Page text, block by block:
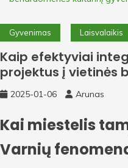
Gyvenimas Laisvalaikis
Kaip efektyviai
projektus į vietinės
gyvenimą: Varnių
2025-01-06 Arunas
Kai miestelis
Varnių